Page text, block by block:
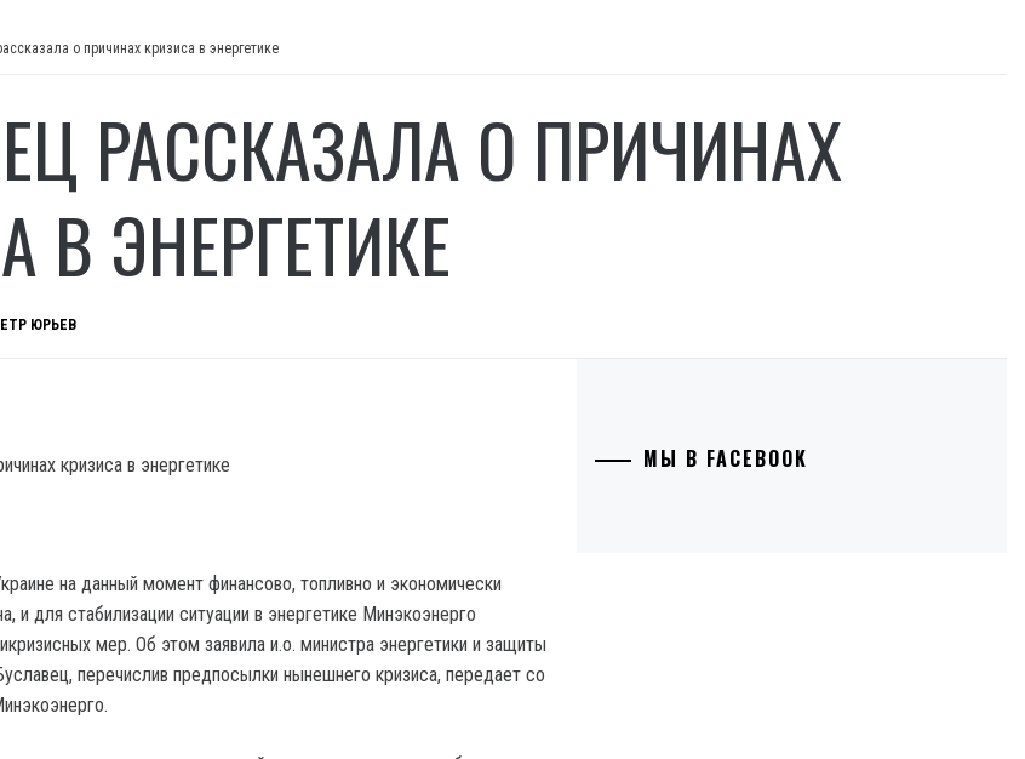
о причинах кризиса в энергетике
РАССКАЗАЛА О ПРИЧИНАХ
В ЭНЕРГЕТИКЕ
ЮРЬЕВ
на данный момент финансово, топливно и экономически
и для стабилизации ситуации в энергетике Минэкоэнерго
мер. Об этом заявила и.о. министра энергетики и защиты
перечислив предпосылки нынешнего кризиса, передает со
МЫ В FACEBOOK